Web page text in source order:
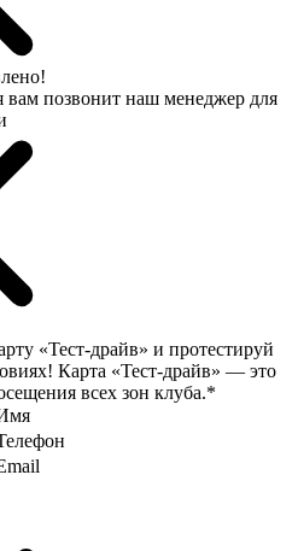
вам позвонит наш менеджер для
«Тест-драйв» и протестируй
Карта «Тест-драйв» — это
всех зон клуба.*